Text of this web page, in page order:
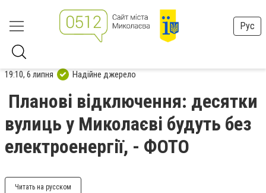
Рус
19:10, 6 липня Надійне джерело
Планові відключення: десятки
вулиць у Миколаєві будуть без
електроенергії, - ФОТО
Читать на русском